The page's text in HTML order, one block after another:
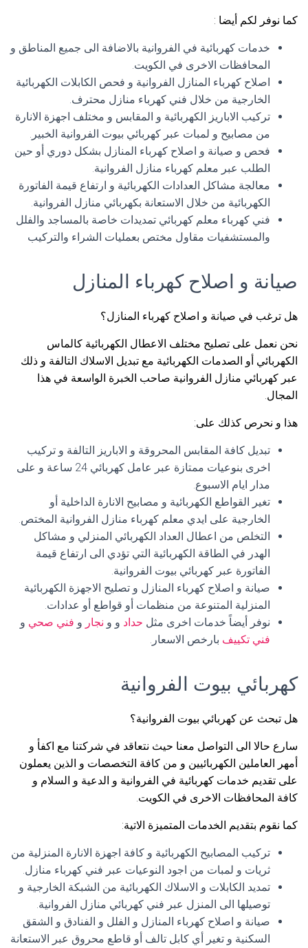
كما نوفر لكم أيضا :
خدمات كهربائية في الفروانية بالاضافة الى جميع المناطق و
المحافظات الاخرى في الكويت.
اصلاح كهرباء المنازل الفروانية و فحص الكابلات الكهربائية
الخارجية من خلال فني كهرباء منازل محترف.
تركيب الاباريز الكهربائية و المقابس و مختلف اجهزة الانارة
من مصابيح و لمبات عبر كهربائي بيوت الفروانية الخبير.
فحص و صيانة و اصلاح كهرباء المنازل بشكل دوري أو حين
الطلب عبر معلم كهرباء منازل الفروانية.
معالجة مشاكل العدادات الكهربائية و ارتفاع قيمة الفاتورة
الكهربائية من خلال الاستعانة بكهربائي منازل الفروانية.
فني كهرباء معلم كهربائي تمديدات خاصة بالمساجد والفلل
والمستشفيات مقاول مختص بعمليات الشراء والتركيب
صيانة و اصلاح كهرباء المنازل
هل ترغب في صيانة و اصلاح كهرباء المنازل؟
نحن نعمل على تصليح مختلف الاعطال الكهربائية كالماس
الكهربائي أو الصدمات الكهربائية مع تبديل الاسلاك التالفة و ذلك
عبر كهربائي منازل الفروانية صاحب الخبرة الواسعة في هذا
المجال.
هذا و نحرص كذلك على:
تبديل كافة المقابس المحروقة و الاباريز التالفة و تركيب
اخرى بنوعيات ممتازة عبر عامل كهربائي 24 ساعة و على
مدار ايام الاسبوع.
تغير القواطع الكهربائية و مصابيح الانارة الداخلية أو
الخارجية على ايدي معلم كهرباء منازل الفروانية المختص.
التخلص من اعطال العداد الكهربائي المنزلي و مشاكل
الهدر في الطاقة الكهربائية التي تؤدي الى ارتفاع قيمة
الفاتورة عبر كهربائي بيوت الفروانية.
صيانة و اصلاح كهرباء المنازل و تصليح الاجهزة الكهربائية
المنزلية المتنوعة من منظمات أو قواطع أو عدادات.
نوفر أيضاً خدمات اخرى مثل حداد و و نجار و فني صحي و
فني تكييف بارخص الاسعار.
كهربائي بيوت الفروانية
هل تبحث عن كهربائي بيوت الفروانية؟
سارع حالا الى التواصل معنا حيث نتعاقد في شركتنا مع اكفأ و
أمهر العاملين الكهربائيين و من كافة التخصصات و الذين يعملون
على تقديم خدمات كهربائية في الفروانية و الدعية و السلام و
كافة المحافظات الاخرى في الكويت.
كما نقوم بتقديم الخدمات المتميزة الاتية:
تركيب المصابيح الكهربائية و كافة اجهزة الانارة المنزلية من
ثريات و لمبات من اجود النوعيات عبر فني كهرباء منازل.
تمديد الكابلات و الاسلاك الكهربائية من الشبكة الخارجية و
توصيلها الى المنزل عبر فني كهربائي منازل الفروانية.
صيانة و اصلاح كهرباء المنازل و الفلل و الفنادق و الشقق
السكنية و تغير أي كابل تالف أو قاطع محروق عبر الاستعانة